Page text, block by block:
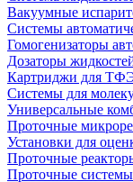
Вакуумные
Системы
Гомогенизаторы
Дозаторы
Картриджи для
Системы для
Универсальные
Проточные
Установки для
Проточные
Проточные системы